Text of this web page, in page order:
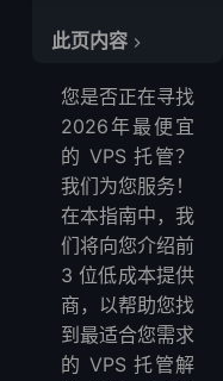
此页内容
关于低价VPS的问答
什么是低成本VPS？
您是否正在寻找
2026年最便宜
的 VPS 托管？
我们为您服务！
在本指南中，我
们将向您介绍前
3 位低成本提供
商，以帮助您找
到最适合您需求
的 VPS 托管解